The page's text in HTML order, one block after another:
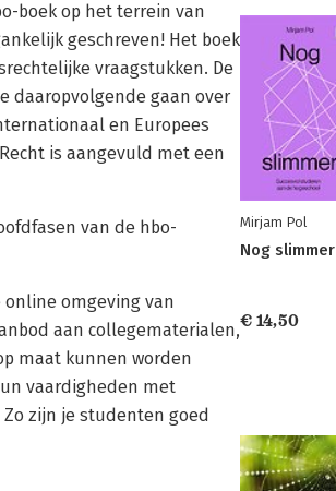
boek op het terrein van
geschreven! Het boek
vraagstukken. De
daaropvolgende gaan over
en Europees
is aangevuld met een
van de hbo-
omgeving van
aan collegematerialen,
maat kunnen worden
vaardigheden met
zijn je studenten goed
Mirjam Pol
Nog slimmer
€ 14,50